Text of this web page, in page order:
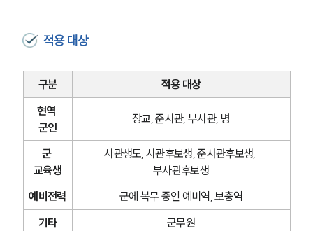
적용 대상
구분
적용 대상
현역
군인
장교, 준사관, 부사관, 병
군
교육생
사관생도, 사관후보생, 준사관후보생,
부사관후보생
예비전력
군에 복무 중인 예비역, 보충역
기타
군무원